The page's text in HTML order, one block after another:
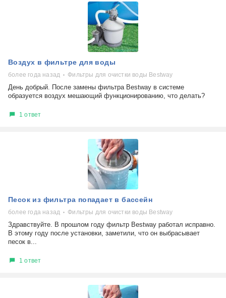
Воздух в фильтре для воды
более года назад Фильтры для очистки воды Bestway
День добрый. После замены фильтра Bestway в системе
образуется воздух мешающий функционированию, что делать?
1 ответ
Песок из фильтра попадает в бассейн
более года назад Фильтры для очистки воды Bestway
Здравствуйте. В прошлом году фильтр Bestway работал исправно.
В этому году после установки, заметили, что он выбрасывает
песок в...
1 ответ